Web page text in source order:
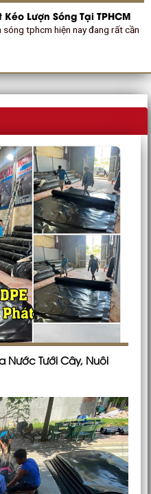
Lượn Sóng Tại TPHCM
tphcm hiện nay đang rất cần
Nước Tưới Cây, Nuôi